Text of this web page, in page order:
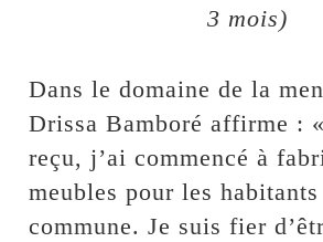
3 mois)
Dans le domaine de la
Drissa Bamboré affirme :
reçu, j’ai commencé à
meubles pour les habitants
commune. Je suis fier